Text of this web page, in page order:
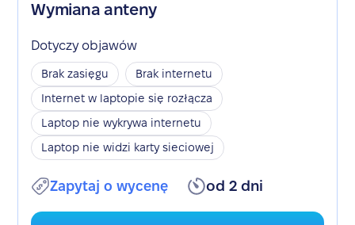
Wymiana anteny
Dotyczy objawów
Brak zasięgu
Brak internetu
Internet w laptopie się rozłącza
Laptop nie wykrywa internetu
Laptop nie widzi karty sieciowej
Zapytaj o wycenę od 2 dni